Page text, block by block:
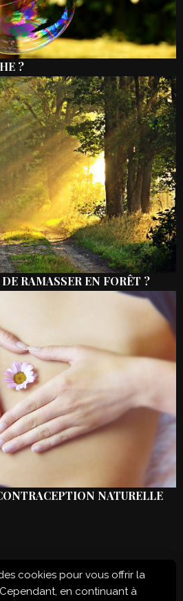
?
RAMASSER EN FORÊT ?
NATURELLE
no pictures...
cookies pour vous offrir la
en continuant à